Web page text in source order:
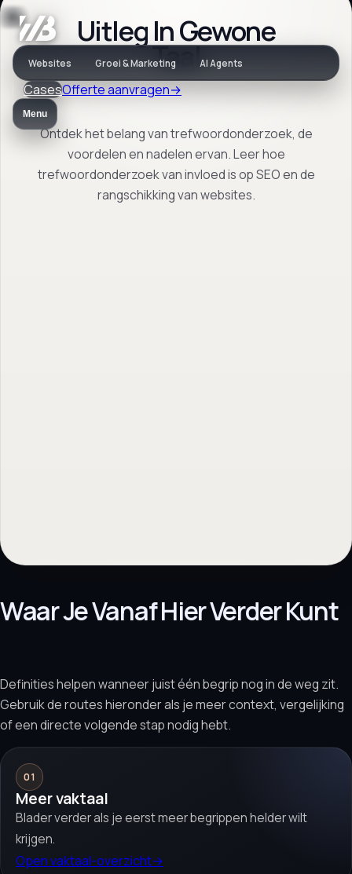
Websites Groei & Marketing AI Agents
CasesOfferte aanvragen→
Menu
Vaktaal
Wat is
Ontdek het belang van
Uitleg In Gewone
Taal
Ontdek het belang van trefwoordonderzoek, de
voordelen en nadelen ervan. Leer hoe
trefwoordonderzoek van invloed is op SEO en de
rangschikking van websites.
Waar Je Vanaf Hier Verder Kunt
Definities helpen wanneer juist één begrip nog in de weg zit.
Gebruik de routes hieronder als je meer context, vergelijking
of een directe volgende stap nodig hebt.
01
Meer vaktaal
Blader verder als je eerst meer begrippen helder wilt
krijgen.
Open vaktaal-overzicht→